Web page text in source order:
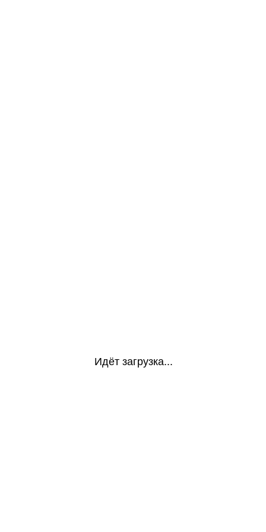
Идёт загрузка...